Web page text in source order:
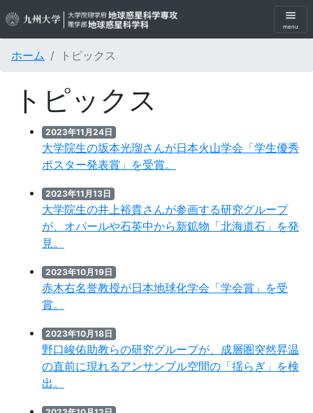
menu
menu
ホーム トピックス
トピックス
2023年11月24日
大学院生の坂本光瑠さんが日本火山学会「学生優秀
ポスター発表賞」を受賞。
2023年11月13日
大学院生の井上裕貴さんが参画する研究グループ
が、オパールや石英中から新鉱物「北海道石」を発
見。
2023年10月19日
赤木右名誉教授が日本地球化学会「学会賞」を受
賞。
2023年10月18日
野口峻佑助教らの研究グループが、成層圏突然昇温
の直前に現れるアンサンブル空間の「揺らぎ」を検
出。